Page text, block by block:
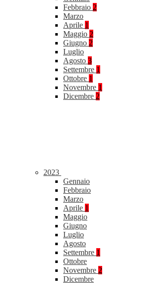
Febbraio 2
Marzo
Aprile 1
Maggio 2
Giugno 2
Luglio
Agosto 3
Settembre 1
Ottobre 1
Novembre 1
Dicembre 2
2023
Gennaio
Febbraio
Marzo
Aprile 1
Maggio
Giugno
Luglio
Agosto
Settembre 1
Ottobre
Novembre 2
Dicembre